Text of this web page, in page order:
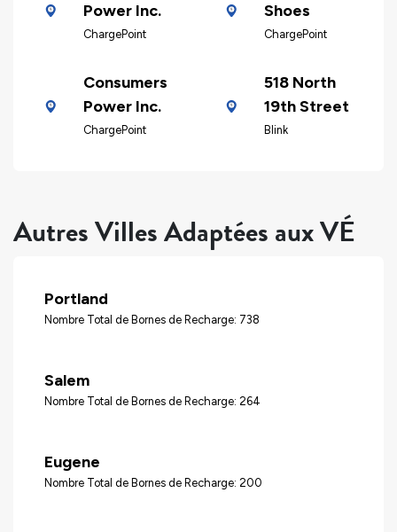
Power Inc.
ChargePoint
Shoes
ChargePoint
Consumers
Power Inc.
ChargePoint
518 North
19th Street
Blink
Autres Villes Adaptées aux VÉ
Portland
Nombre Total de Bornes de Recharge: 738
Salem
Nombre Total de Bornes de Recharge: 264
Eugene
Nombre Total de Bornes de Recharge: 200